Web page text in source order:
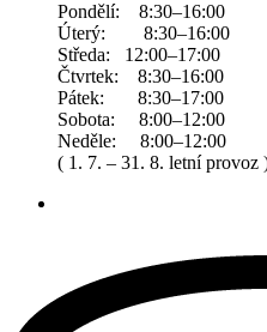
Pondělí: 8:30–16:00
Úterý: 8:30–16:00
Středa: 12:00–17:00
Čtvrtek: 8:30–16:00
Pátek: 8:30–17:00
Sobota: 8:00–12:00
Neděle: 8:00–12:00
( 1. 7. – 31. 8. letní provoz